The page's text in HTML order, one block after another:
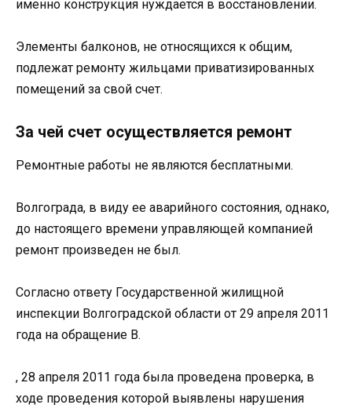
именно конструкция нуждается в восстановлении.
Элементы балконов, не относящихся к общим,
подлежат ремонту жильцами приватизированных
помещений за свой счет.
За чей счет осуществляется ремонт
Ремонтные работы не являются бесплатными.
Волгограда, в виду ее аварийного состояния, однако,
до настоящего времени управляющей компанией
ремонт произведен не был.
Согласно ответу Государственной жилищной
инспекции Волгоградской области от 29 апреля 2011
года на обращение В.
, 28 апреля 2011 года была проведена проверка, в
ходе проведения которой выявлены нарушения